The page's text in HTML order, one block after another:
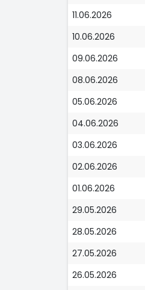
11.06.2026
10.06.2026
09.06.2026
08.06.2026
05.06.2026
04.06.2026
03.06.2026
02.06.2026
01.06.2026
29.05.2026
28.05.2026
27.05.2026
26.05.2026